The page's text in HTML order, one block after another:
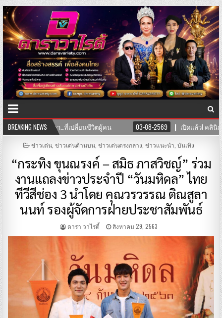
BREAKING NEWS
03-08-2569 เปิดแล้ว! คลินิก TNH แพทย์แผนจีนและแพทย์แผนไทย พร้อม
POSTED
ข่าวเด่น, ข่าวเด่นด้านบน, ข่าวเด่นตรงกลาง ข่าวแนะนำ บันเทิง
“กระทิง ขุนณรงค์ – สมิธ ภาสวิชญ์” ร่วม
งานแถลงข่าวประจำปี “วันมหิดล” ไทย
ทีวีสีช่อง 3 นำโดย คุณวรวรรณ ติณสูลา
นนท์ รองผู้จัดการฝ่ายประชาสัมพันธ์
ดารา วาไรตี้ สิงหาคม 29, 2563